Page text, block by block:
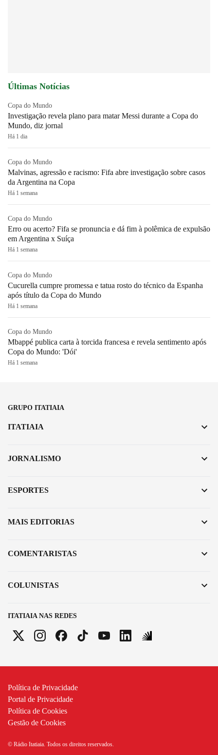
Últimas Notícias
Copa do Mundo
Investigação revela plano para matar Messi durante a Copa do
Mundo, diz jornal
Há 1 dia
Copa do Mundo
Malvinas, agressão e racismo: Fifa abre investigação sobre casos
da Argentina na Copa
Há 1 semana
Copa do Mundo
Erro ou acerto? Fifa se pronuncia e dá fim à polêmica de expulsão
em Argentina x Suíça
Há 1 semana
Copa do Mundo
Cucurella cumpre promessa e tatua rosto do técnico da Espanha
após título da Copa do Mundo
Há 1 semana
Copa do Mundo
Mbappé publica carta à torcida francesa e revela sentimento após
Copa do Mundo: 'Dói'
Há 1 semana
GRUPO ITATIAIA
ITATIAIA NAS REDES
ITATIAIA
JORNALISMO
ESPORTES
MAIS EDITORIAS
COMENTARISTAS
COLUNISTAS
Política de Privacidade
Portal de Privacidade
Política de Cookies
Gestão de Cookies
© Rádio Itatiaia. Todos os direitos reservados.